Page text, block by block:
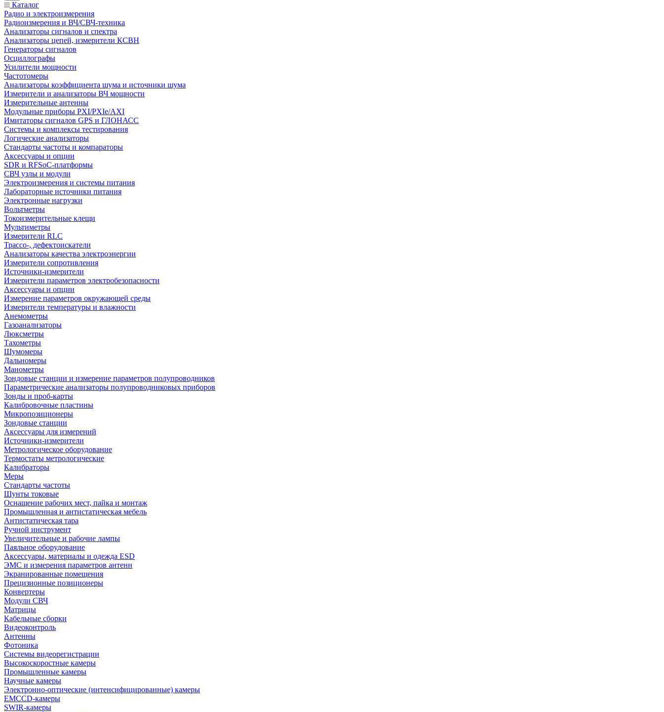
Каталог
Радио и электроизмерения
Радиоизмерения и ВЧ/СВЧ-техника
Анализаторы сигналов и спектра
Анализаторы цепей, измерители КСВН
Генераторы сигналов
Осциллографы
Усилители мощности
Частотомеры
Анализаторы коэффициента шума и источники шума
Измерители и анализаторы ВЧ мощности
Измерительные антенны
Модульные приборы PXI/PXIe/AXI
Имитаторы сигналов GPS и ГЛОНАСС
Системы и комплексы тестирования
Логические анализаторы
Стандарты частоты и компараторы
Аксессуары и опции
SDR и RFSoC‑платформы
СВЧ узлы и модули
Электроизмерения и системы питания
Лабораторные источники питания
Электронные нагрузки
Вольтметры
Токоизмерительные клещи
Мультиметры
Измерители RLC
Трассо-, дефектоискатели
Анализаторы качества электроэнергии
Измерители сопротивления
Источники-измерители
Измерители параметров электробезопасности
Аксессуары и опции
Измерение параметров окружающей среды
Измерители температуры и влажности
Анемометры
Газоанализаторы
Люксметры
Тахометры
Шумомеры
Дальномеры
Манометры
Зондовые станции и измерение параметров полупроводников
Параметрические анализаторы полупроводниковых приборов
Зонды и проб-карты
Калибровочные пластины
Микропозиционеры
Зондовые станции
Аксессуары для измерений
Источники-измерители
Метрологическое оборудование
Термостаты метрологические
Калибраторы
Меры
Стандарты частоты
Шунты токовые
Оснащение рабочих мест, пайка и монтаж
Промышленная и антистатическая мебель
Антистатическая тара
Ручной инструмент
Увеличительные и рабочие лампы
Паяльное оборудование
Аксессуары, материалы и одежда ESD
ЭМС и измерения параметров антенн
Экранированные помещения
Прецизионные позиционеры
Конвертеры
Модули СВЧ
Матрицы
Кабельные сборки
Видеоконтроль
Антенны
Фотоника
Cистемы видеорегистрации
Высокоскоростные камеры
Промышленные камеры
Научные камеры
Электронно-оптические (интенсифицированные) камеры
EMCCD-камеры
SWIR-камеры